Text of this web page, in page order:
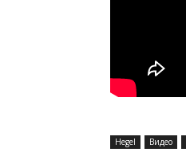
Hegel Видео